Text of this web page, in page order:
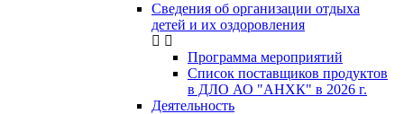
Сведения об организации отдыха
детей и их оздоровления
Программа мероприятий
Список поставщиков продуктов
в ДЛО АО "АНХК" в 2026 г.
Деятельность